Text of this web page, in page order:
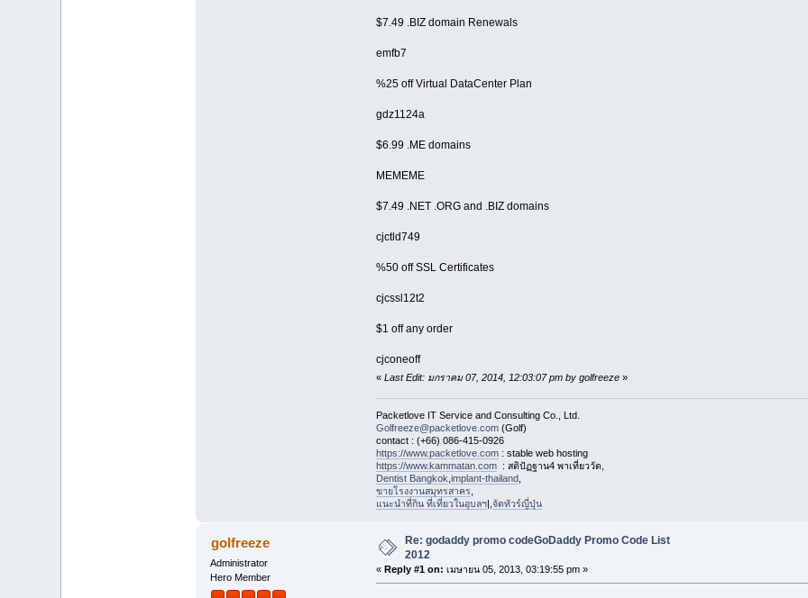
$7.49 .BIZ domain Renewals
emfb7
%25 off Virtual DataCenter Plan
gdz1124a
$6.99 .ME domains
MEMEME
$7.49 .NET .ORG and .BIZ domains
cjctld749
%50 off SSL Certificates
cjcssl12t2
$1 off any order
cjconeoff
« Last Edit: มกราคม 07, 2014, 12:03:07 pm by golfreeze»
Packetlove IT Service and Consulting Co., Ltd.
Golfreeze@packetlove.com(Golf)
contact : (+66) 086-415-0926
https://www.packetlove.com: stable web hosting
https://www.kammatan.com: สติปัฏฐาน4 พาเที่ยววัด,
Dentist Bangkok implant-thailand,
ขายโรงงานสมุทรสาคร,
แนะนำที่กิน ที่เที่ยวในอุบลฯ|, จัดทัวร์ญี่ปุ่น
golfreeze
Administrator
Hero Member
Re: godaddy promo codeGoDaddy Promo Code List
2012
« Reply #1 on: เมษายน 05, 2013, 03:19:55 pm »